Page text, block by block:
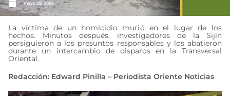
mayo 29, 2026
La víctima de un homicidio murió en el lugar de los
hechos. Minutos después, investigadores de la Sijín
persiguieron a los presuntos responsables y los abatieron
durante un intercambio de disparos en la Transversal
Oriental.
Redacción: Edward Pinilla – Periodista Oriente Noticias